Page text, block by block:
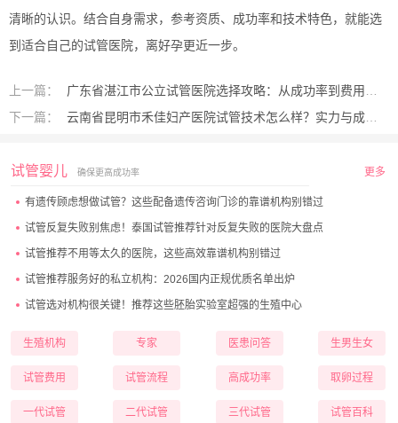
清晰的认识。结合自身需求，参考资质、成功率和技术特色，就能选
到适合自己的试管医院，离好孕更近一步。
上一篇：
广东省湛江市公立试管医院选择攻略：从成功率到费用帮你选对好孕机构
下一篇：
云南省昆明市禾佳妇产医院试管技术怎么样？实力与成效全揭秘
试管婴儿 确保更高成功率 更多
有遗传顾虑想做试管？这些配备遗传咨询门诊的靠谱机构别错过
试管反复失败别焦虑！泰国试管推荐针对反复失败的医院大盘点
试管推荐不用等太久的医院，这些高效靠谱机构别错过
试管推荐服务好的私立机构：2026国内正规优质名单出炉
试管选对机构很关键！推荐这些胚胎实验室超强的生殖中心
生殖机构 专家 医患问答 生男生女
试管费用 试管流程 高成功率 取卵过程
一代试管 二代试管 三代试管 试管百科